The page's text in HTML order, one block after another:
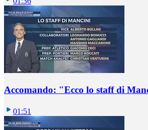
Accomando: "Ecco lo staff di
01:51